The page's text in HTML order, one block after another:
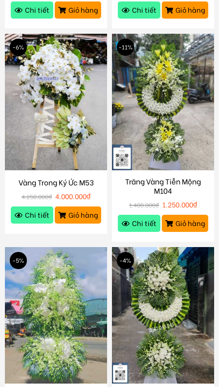
Chi tiết
Giỏ hàng
Chi tiết
Giỏ hàng
-6%
Vàng Trong Ký Ức M53
4.250.000₫ 4.000.000₫
Chi tiết
Giỏ hàng
-11%
Trăng Vàng Tiễn Mộng
M104
1.400.000₫ 1.250.000₫
Chi tiết
Giỏ hàng
-5% -4%